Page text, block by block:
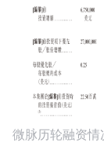
微脉历轮融资